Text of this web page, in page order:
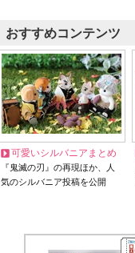
おすすめコンテンツ
可愛いシルバニアまとめ
『鬼滅の刃』の再現ほか、人
気のシルバニア投稿を公開